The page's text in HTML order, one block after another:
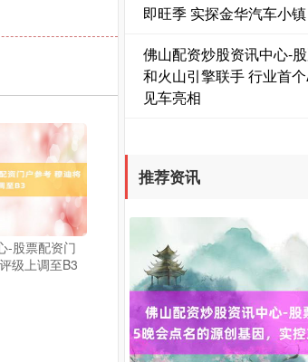
-股票配资门
级上调至B3
期指IC0
即旺季 实探金华汽车小
佛山配资炒股资讯中心-
和火山引擎联手 行业首
见车亮相
推荐资讯